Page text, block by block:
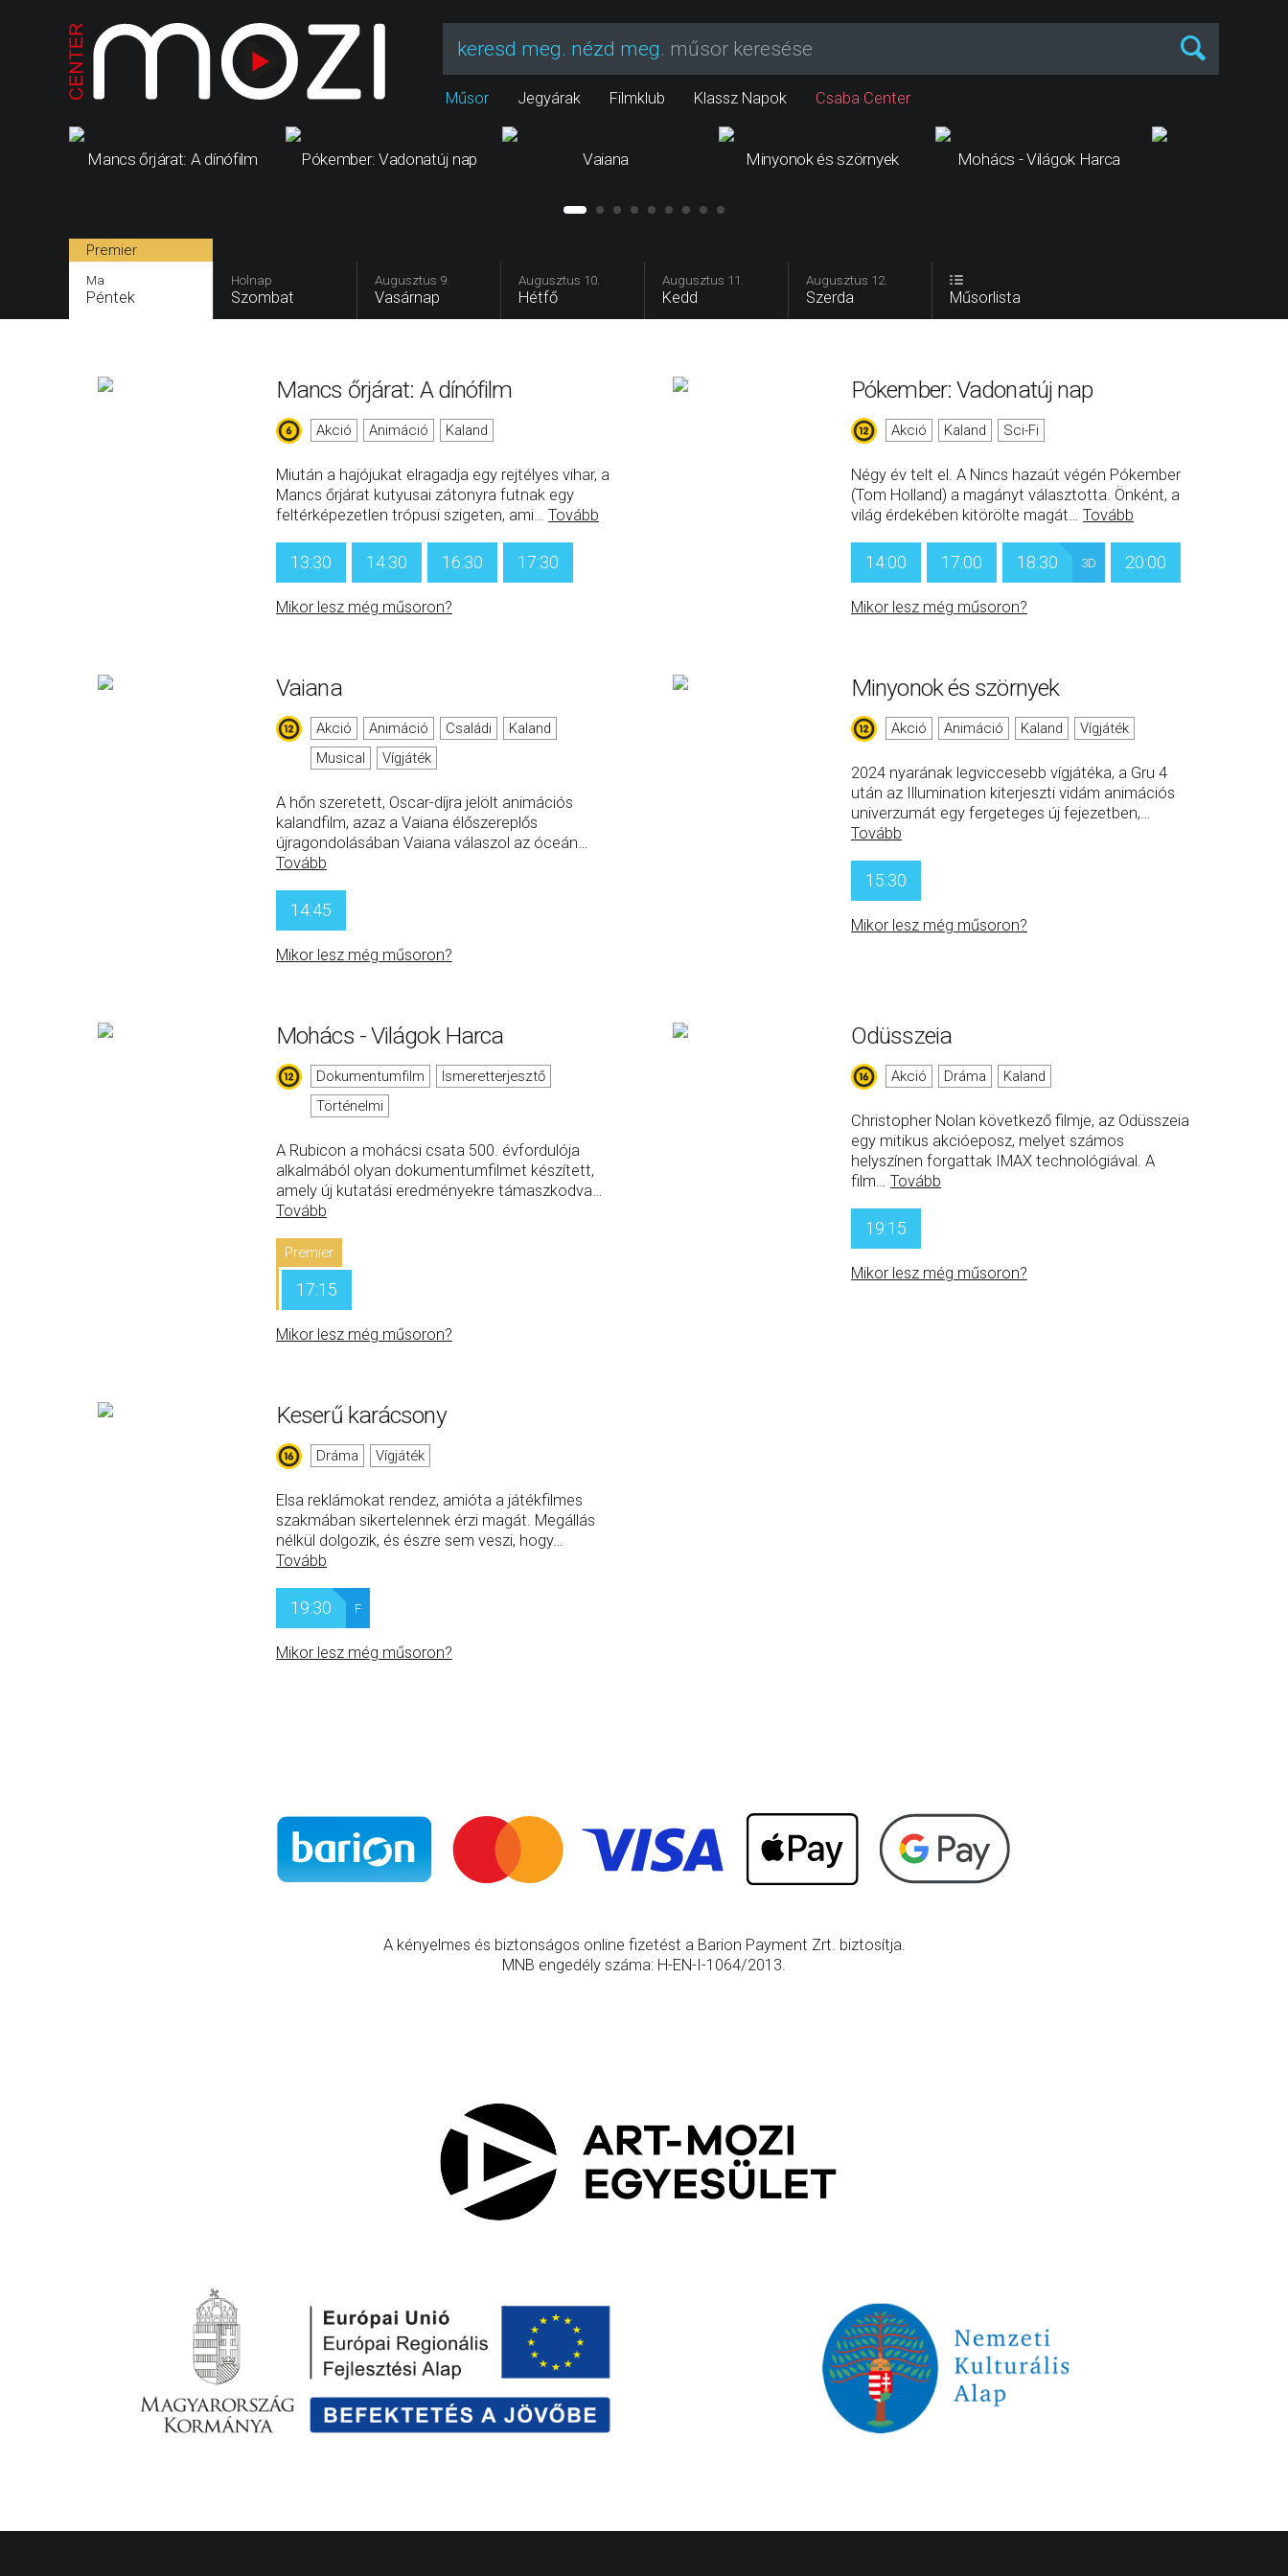
keresd meg. nézd meg. műsor keresése
Műsor Jegyárak Filmklub Klassz Napok Csaba Center
Mancs őrjárat: A dínófilm Pókember: Vadonatúj nap Vaiana Minyonok és szörnyek Mohács - Világok Harca
Premier
Ma
Péntek
Holnap
Szombat
Augusztus 9.
Vasárnap
Augusztus 10.
Hétfő
Augusztus 11.
Kedd
Augusztus 12.
Szerda Műsorlista
Mancs őrjárat: A dínófilm
Akció Animáció Kaland
Miután a hajójukat elragadja egy rejtélyes vihar, a
Mancs őrjárat kutyusai zátonyra futnak egy
feltérképezetlen trópusi szigeten, ami… Tovább
13:30 14:30 16:30 17:30
Mikor lesz még műsoron?
Pókember: Vadonatúj nap
Akció Kaland Sci-Fi
Négy év telt el. A Nincs hazaút végén Pókember
(Tom Holland) a magányt választotta. Önként, a
világ érdekében kitörölte magát… Tovább
14:00 17:00 18:30 3D 20:00
Mikor lesz még műsoron?
Vaiana
Akció Animáció Családi
Kaland
Musical
Vígjáték
A hőn szeretett, Oscar-díjra jelölt animációs
kalandfilm, azaz a Vaiana élőszereplős
újragondolásában Vaiana válaszol az óceán…
Tovább
14:45
Mikor lesz még műsoron?
Minyonok és szörnyek
Akció Animáció Kaland Vígjáték
2024 nyarának legviccesebb vígjátéka, a Gru 4
után az Illumination kiterjeszti vidám animációs
univerzumát egy fergeteges új fejezetben,…
Tovább
15:30
Mikor lesz még műsoron?
Mohács - Világok Harca
Dokumentumfilm
Ismeretterjesztő
Történelmi
A Rubicon a mohácsi csata 500. évfordulója
alkalmából olyan dokumentumfilmet készített,
amely új kutatási eredményekre támaszkodva…
Tovább
Premier
17:15
Mikor lesz még műsoron?
Odüsszeia
Akció Dráma Kaland
Christopher Nolan következő filmje, az Odüsszeia
egy mitikus akcióeposz, melyet számos
helyszínen forgattak IMAX technológiával. A
film… Tovább
19:15
Mikor lesz még műsoron?
Keserű karácsony
Dráma Vígjáték
Elsa reklámokat rendez, amióta a játékfilmes
szakmában sikertelennek érzi magát. Megállás
nélkül dolgozik, és észre sem veszi, hogy…
Tovább
19:30 F
Mikor lesz még műsoron?
A kényelmes és biztonságos online fizetést a Barion Payment Zrt. biztosítja.
MNB engedély száma: H-EN-I-1064/2013.